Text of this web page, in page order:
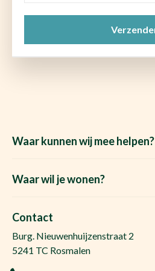
Waar kunnen wij mee helpen?
Het Waare Huis zoekt
Gratis woningwaarde
Vraag de kosten op
Waar wil je wonen?
Makelaar Den Bosch
Huis kopen Nuland
Huis kopen Berlicum
Huis kopen Vinkel
Contact
Burg. Nieuwenhuijzenstraat 2
5241 TC Rosmalen